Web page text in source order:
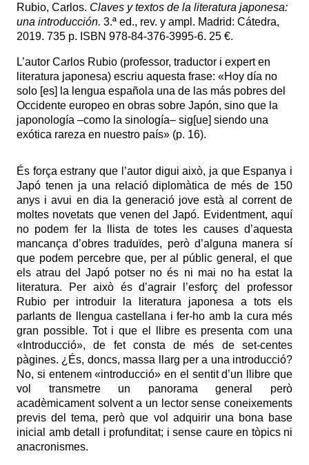
Rubio, Carlos. Claves y textos de la literatura japonesa:
una introducción. 3.ª ed., rev. y ampl. Madrid: Cátedra,
2019. 735 p. ISBN 978-84-376-3995-6. 25 €.
L’autor Carlos Rubio (professor, traductor i expert en
literatura japonesa) escriu aquesta frase: «Hoy día no
solo [es] la lengua española una de las más pobres del
Occidente europeo en obras sobre Japón, sino que la
japonología –como la sinología– sig[ue] siendo una
exótica rareza en nuestro país» (p. 16).
És força estrany que l’autor digui això, ja que Espanya i
Japó tenen ja una relació diplomàtica de més de 150
anys i avui en dia la generació jove està al corrent de
moltes novetats que venen del Japó. Evidentment, aquí
no podem fer la llista de totes les causes d’aquesta
mancança d’obres traduïdes, però d’alguna manera sí
que podem percebre que, per al públic general, el que
els atrau del Japó potser no és ni mai no ha estat la
literatura. Per això és d’agrair l’esforç del professor
Rubio per introduir la literatura japonesa a tots els
parlants de llengua castellana i fer-ho amb la cura més
gran possible. Tot i que el llibre es presenta com una
«Introducció», de fet consta de més de set-centes
pàgines. ¿És, doncs, massa llarg per a una introducció?
No, si entenem «introducció» en el sentit d’un llibre que
vol transmetre un panorama general però
acadèmicament solvent a un lector sense coneixements
previs del tema, però que vol adquirir una bona base
inicial amb detall i profunditat; i sense caure en tòpics ni
anacronismes.